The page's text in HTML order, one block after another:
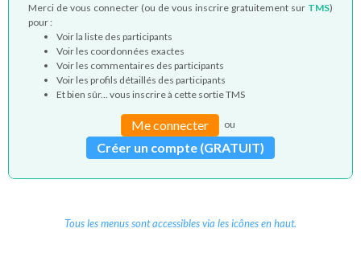
Merci de vous connecter (ou de vous inscrire gratuitement sur TMS)
pour :
Voir la liste des participants
Voir les coordonnées exactes
Voir les commentaires des participants
Voir les profils détaillés des participants
Et bien sûr... vous inscrire à cette sortie TMS
Me connecter ou
Créer un compte (GRATUIT)
Tous les menus sont accessibles via les icônes en haut.